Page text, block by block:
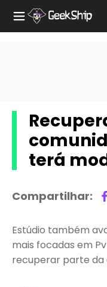
terá
Compartilhar:
Estúdio também
mais focadas em
recuperar parte da